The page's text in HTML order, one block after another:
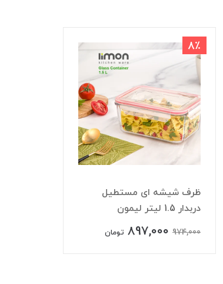
8٪
ظرف شیشه ای مستطیل
دربدار 1.5 لیتر لیمون
974,000
897,000 تومان